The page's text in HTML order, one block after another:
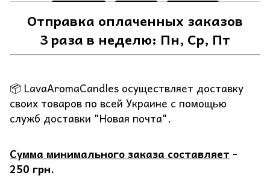
Отправка оплаченных заказов
3 раза в неделю: Пн, Ср, Пт
📦 LavaAromaCandles осуществляет доставку
своих товаров по всей Украине с помощью
служб доставки "Новая почта".
Сумма минимального заказа составляет -
250 грн.